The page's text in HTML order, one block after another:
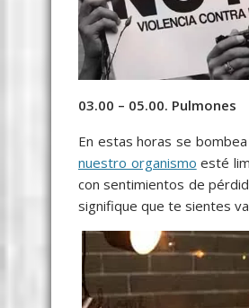
03.00 – 05.00. Pulmones
En estas horas se
nuestro organismo esté
con sentimientos de
signifique que te sientes